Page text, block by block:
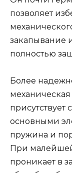
позволяет
закапывание
полностью
Более
механическая
присутствует
основными
пружина и
При
проникает в